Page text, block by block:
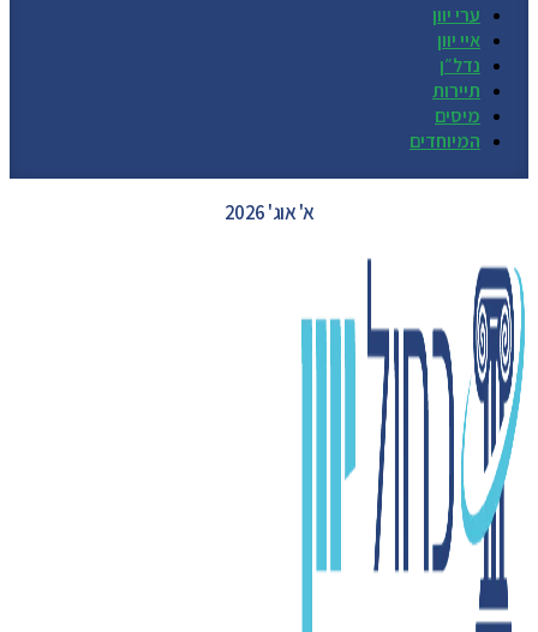
ערי יוון
איי יוון
נדל״ן
תיירות
מיסים
המיוחדים
א' אוג' 2026